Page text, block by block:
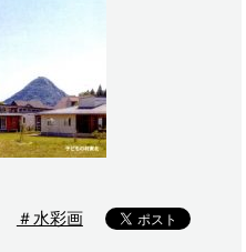
＃水彩画